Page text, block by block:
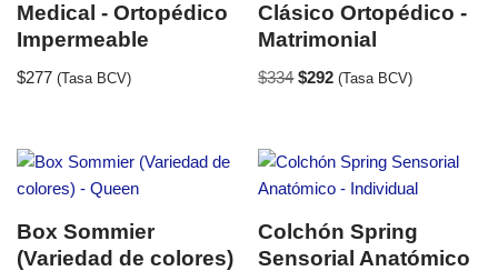
Medical - Ortopédico
Impermeable
$277 (Tasa BCV)
Clásico Ortopédico -
Matrimonial
$334 $292 (Tasa BCV)
Box Sommier
(Variedad de colores)
Colchón Spring
Sensorial Anatómico